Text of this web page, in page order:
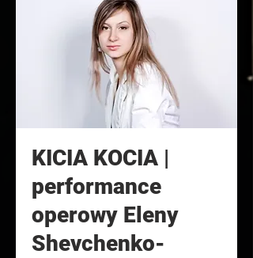
KICIA KOCIA |
performance
operowy Eleny
Shevchenko-